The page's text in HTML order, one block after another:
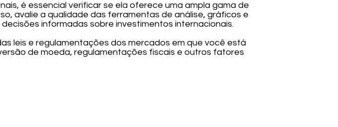
é essencial verificar se ela oferece uma ampla gama de
avalie a qualidade das ferramentas de análise, gráficos e
informadas sobre investimentos internacionais.
leis e regulamentações dos mercados em que você está
de moeda, regulamentações fiscais e outros fatores